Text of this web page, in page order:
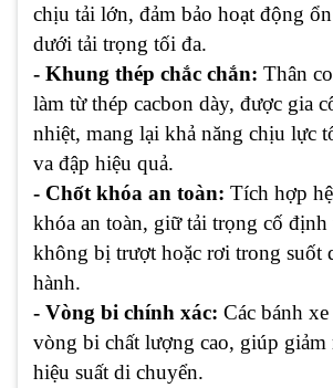
chịu tải lớn, đảm bảo hoạt động
dưới tải trọng tối đa.
- Khung thép chắc chắn: Thân
làm từ thép cacbon dày, được gia
nhiệt, mang lại khả năng chịu lực
va đập hiệu quả.
- Chốt khóa an toàn: Tích hợp
khóa an toàn, giữ tải trọng cố định
không bị trượt hoặc rơi trong suốt
hành.
- Vòng bi chính xác: Các bánh
vòng bi chất lượng cao, giúp giảm
hiệu suất di chuyển.